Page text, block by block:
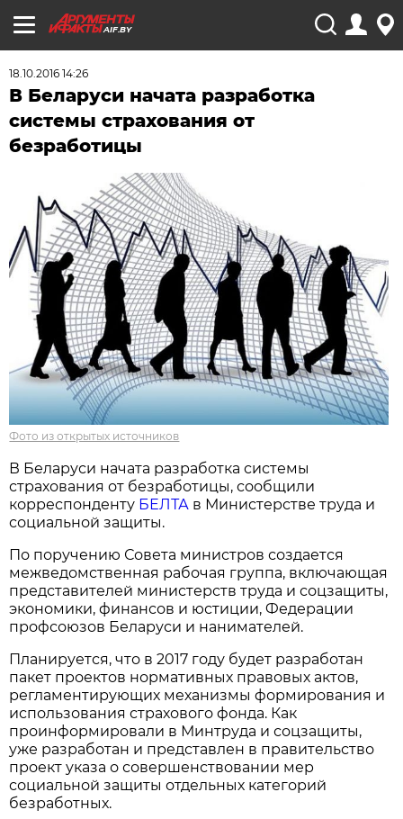
AIF.BY
18.10.2016 14:26
В Беларуси начата разработка
системы страхования от
безработицы
Фото из открытых источников
В Беларуси начата разработка системы
страхования от безработицы, сообщили
корреспонденту БЕЛТА в Министерстве труда и
социальной защиты.
По поручению Совета министров создается
межведомственная рабочая группа, включающая
представителей министерств труда и соцзащиты,
экономики, финансов и юстиции, Федерации
профсоюзов Беларуси и нанимателей.
Планируется, что в 2017 году будет разработан
пакет проектов нормативных правовых актов,
регламентирующих механизмы формирования и
использования страхового фонда. Как
проинформировали в Минтруда и соцзащиты,
уже разработан и представлен в правительство
проект указа о совершенствовании мер
социальной защиты отдельных категорий
безработных.